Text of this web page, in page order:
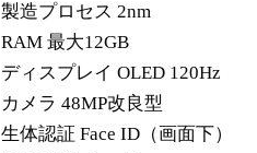
製造プロセス 2nm
RAM 最大12GB
ディスプレイ OLED 120Hz
カメラ 48MP改良型
生体認証 Face ID（画面下）